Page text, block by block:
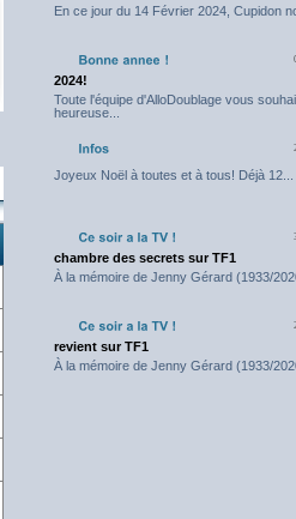
En ce jour du 14 Février 2024, Cupidon
2024!
Toute l'équipe d'AlloDoublage vous
heureuse...
Joyeux Noël à toutes et à tous! Déjà 12...
chambre des secrets sur TF1
À la mémoire de Jenny Gérard (1933/
revient sur TF1
À la mémoire de Jenny Gérard (1933/